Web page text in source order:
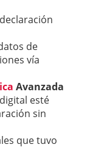
de
vía
Avanzada
esté
sin
que tuvo